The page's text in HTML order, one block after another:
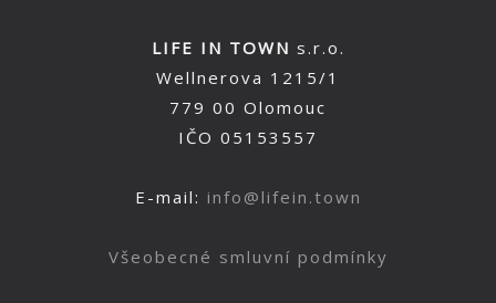
LIFE IN TOWN s.r.o.
Wellnerova 1215/1
779 00 Olomouc
IČO 05153557
E-mail: info@lifein.town
Všeobecné smluvní podmínky